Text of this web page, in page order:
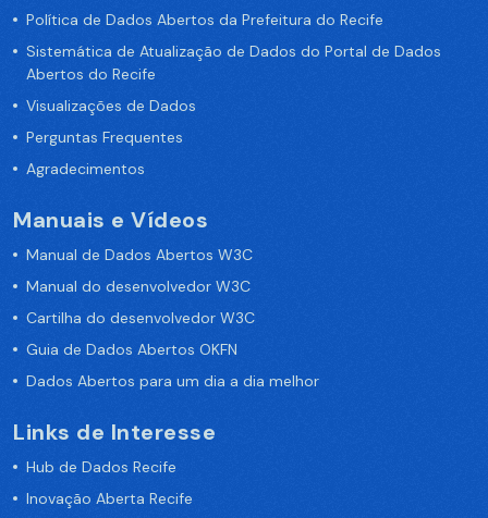
Política de Dados Abertos da Prefeitura do Recife
Sistemática de Atualização de Dados do Portal de Dados
Abertos do Recife
Visualizações de Dados
Perguntas Frequentes
Agradecimentos
Manuais e Vídeos
Manual de Dados Abertos W3C
Manual do desenvolvedor W3C
Cartilha do desenvolvedor W3C
Guia de Dados Abertos OKFN
Dados Abertos para um dia a dia melhor
Links de Interesse
Hub de Dados Recife
Inovação Aberta Recife